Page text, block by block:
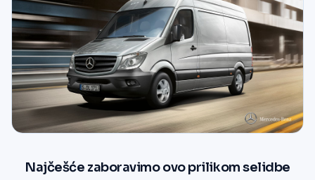
Najčešće zaboravimo ovo prilikom selidbe